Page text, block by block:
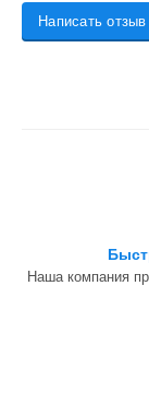
Написать отзыв
Наша компания